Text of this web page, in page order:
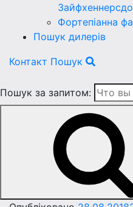
Фортепіанна
Пошук дилерів
Контакт Пошук
Пошук за запитом: